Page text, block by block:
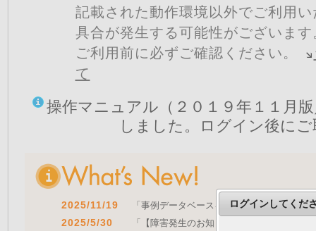
記載された動作環境以外でご利用
具合が発生する可能性がございます
ご利用前に必ずご確認ください。
て
操作マニュアル（２０１９年１１月
しました。ログイン後に
2025/11/19 「事例データベースを公開しました」 をア
2025/5/30 「【障害発生のお知らせ｜復旧済み】Web
ログインしてくだ